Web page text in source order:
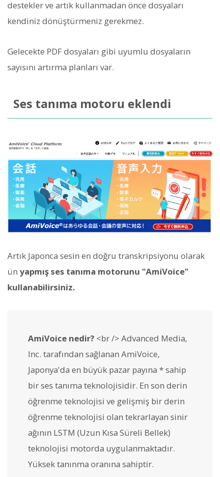
destekler ve artık kullanmadan önce dosyaları
kendiniz dönüştürmeniz gerekmez.
Gelecekte PDF dosyaları gibi uyumlu dosyaların
sayısını artırma planları var.
Ses tanıma motoru eklendi
Artık Japonca sesin en doğru transkripsiyonu olarak
ün yapmış ses tanıma motorunu "AmiVoice"
kullanabilirsiniz.
AmiVoice nedir? <br /> Advanced Media,
Inc. tarafından sağlanan AmiVoice,
Japonya'da en büyük pazar payına * sahip
bir ses tanıma teknolojisidir. En son derin
öğrenme teknolojisi ve gelişmiş bir derin
öğrenme teknolojisi olan tekrarlayan sinir
ağının LSTM (Uzun Kısa Süreli Bellek)
teknolojisi motorda uygulanmaktadır.
Yüksek tanınma oranına sahiptir.